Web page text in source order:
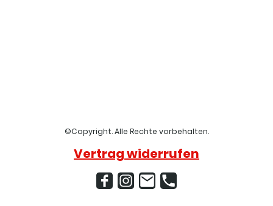
©Copyright. Alle Rechte vorbehalten.
Vertrag widerrufen